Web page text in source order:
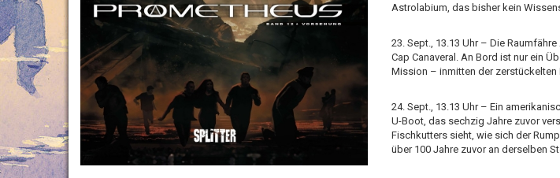
Astrolabium, das bisher kein
23. Sept., 13.13 Uhr – Die
Cap Canaveral. An Bord ist nur ein
Mission – inmitten der zerstückelten
24. Sept., 13.13 Uhr – Ein
U-Boot, das sechzig Jahre zuvor
Fischkutters sieht, wie sich der
über 100 Jahre zuvor an derselben